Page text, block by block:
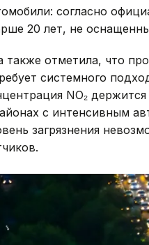
согласно
20 лет, не
также отметила, что
системного
NO₂
с интенсивным
загрязнения